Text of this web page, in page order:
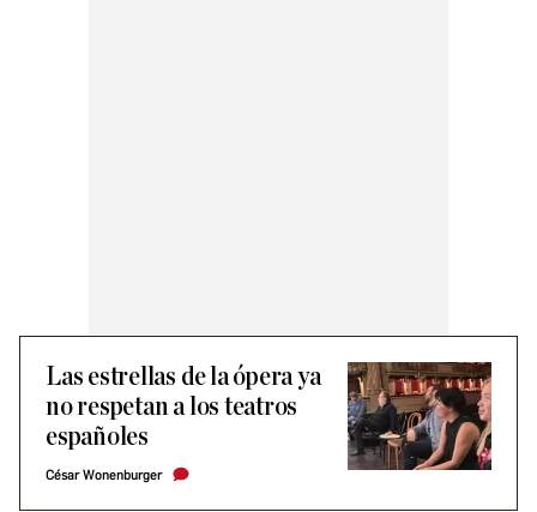
Las estrellas de la ópera ya
no respetan a los teatros
españoles
César Wonenburger